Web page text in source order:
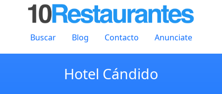
Buscar Blog Contacto Anunciate
Hotel Cándido